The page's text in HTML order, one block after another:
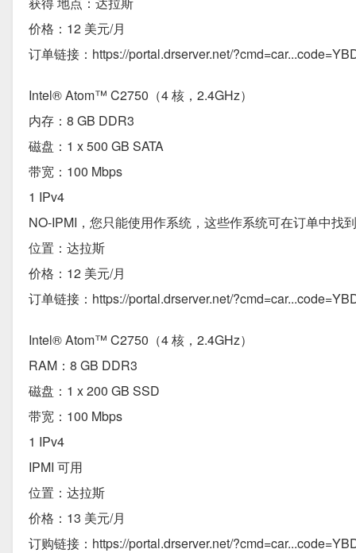
价格：12 美元/月
订单链接：https://portal.drserver.net/
Intel® Atom™ C2750（4 核，2.4GHz）
内存：8 GB DDR3
磁盘：1 x 500 GB SATA
带宽：100 Mbps
1 IPv4
NO-IPMI，您只能使用作系统，这些作系统可在订单中找到
位置：达拉斯
价格：12 美元/月
订单链接：https://portal.drserver.net/
Intel® Atom™ C2750（4 核，2.4GHz）
RAM：8 GB DDR3
磁盘：1 x 200 GB SSD
带宽：100 Mbps
1 IPv4
IPMI 可用
位置：达拉斯
价格：13 美元/月
订购链接：https://portal.drserver.net/